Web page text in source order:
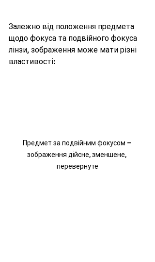
Залежно від положення предмета
щодо фокуса та подвійного фокуса
лінзи, зображення може мати різні
властивості:
Предмет за подвійним фокусом –
зображення дійсне, зменшене,
перевернуте